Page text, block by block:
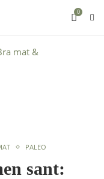
0
PALEO
sant: